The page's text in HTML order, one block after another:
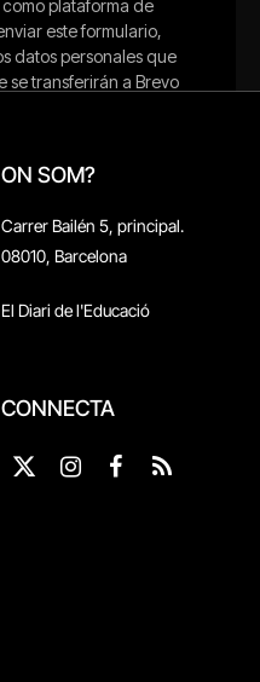
ON SOM?
Carrer Bailén 5, principal.
08010, Barcelona
El Diari de l'Educació
CONNECTA
X
Instagram
Facebook
RSS